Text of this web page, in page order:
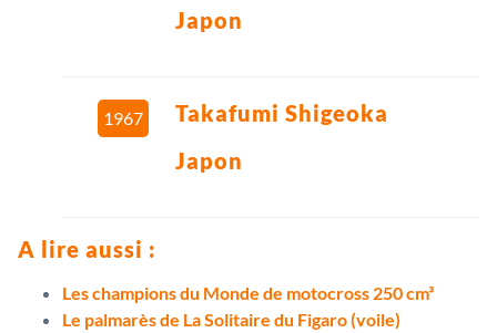
Japon
1967
Takafumi Shigeoka
Japon
A lire aussi :
Les champions du Monde de motocross 250 cm³
Le palmarès de La Solitaire du Figaro (voile)